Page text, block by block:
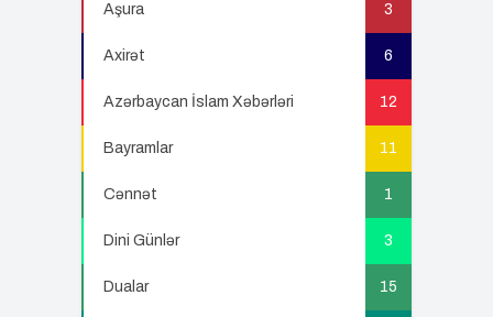
Aşura 3
Axirət 6
Azərbaycan İslam Xəbərləri 12
Bayramlar 11
Cənnət 1
Dini Günlər 3
Dualar 15